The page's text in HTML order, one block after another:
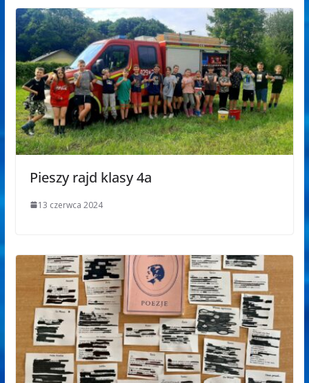
Pieszy rajd klasy 4a
13 czerwca 2024